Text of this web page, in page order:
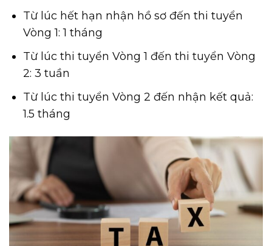
Từ lúc hết hạn nhận hồ sơ đến thi tuyển
Vòng 1: 1 tháng
Từ lúc thi tuyển Vòng 1 đến thi tuyển Vòng
2: 3 tuần
Từ lúc thi tuyển Vòng 2 đến nhận kết quả:
1.5 tháng